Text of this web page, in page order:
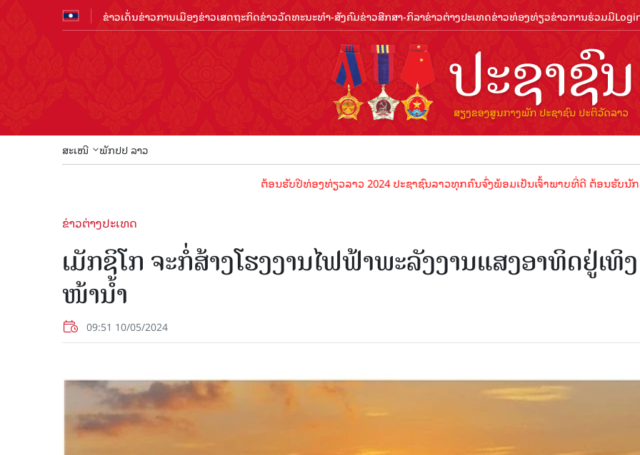
ຂ່າວເດັ່ນຂ່າວການເມືອງຂ່າວເສດຖະກິດຂ່າວວັດທະນະທຳ-ສັງຄົມຂ່າວສືກສາ-ກິລາຂ່າວຕ່າງປະເທດຂ່າວທ່ອງທ່ຽວຂ່າວການຮ່ວມມື
ສະເໜີ ພັກປປ ລາວ
ຕ້ອນຮັບປີທ່ອງທ່ຽວລາວ 2024 ປະຊາຊົນລາວທຸກຄົນຈົ່ງພ້ອມເປັນເຈົ້າພາບທີ່ດີ ຕ້ອນຮັບນັກທ່ອງທ່
ຂ່າວຕ່າງປະເທດ
ເມັກຊິໂກ ຈະກໍ່ສ້າງໂຮງງານໄຟຟ້າພະລັງງານແສງອາທິດຢູ່ເທິງ
ໜ້ານ້ຳ
09:51 10/05/2024